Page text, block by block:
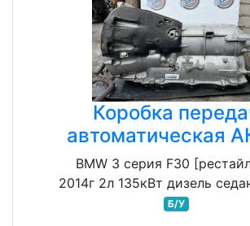
Коробка
автоматическая
BMW 3 серия F30
2014г 2л 135кВт дизель
Б/У